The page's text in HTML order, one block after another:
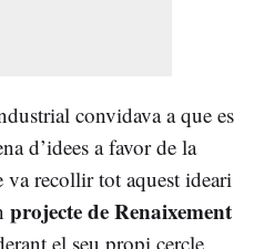
convidava a que es
d’idees a favor de la
recollir tot aquest ideari
projecte de Renaixement
el seu propi cercle